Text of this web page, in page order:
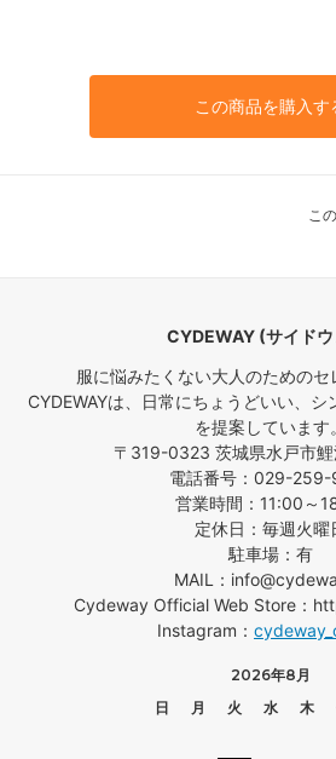
この商品を購入す
こ
CYDEWAY (サイド
服に悩みたくない大人のためのセ
CYDEWAYは、日常にちょうどいい、
を提案しています。
〒319-0323 茨城県水戸市
電話番号：029-
営業時間：11:00～
定休日：毎週火曜
駐車場：有
MAIL：
Cydeway Official Web Store：
Instagram：
2026年8月
日
月 火 水 木